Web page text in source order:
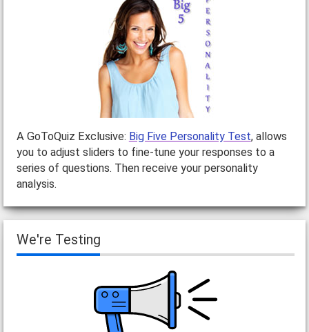
A GoToQuiz Exclusive: Big Five Personality Test, allows
you to adjust sliders to fine-tune your responses to a
series of questions. Then receive your personality
analysis.
We're Testing